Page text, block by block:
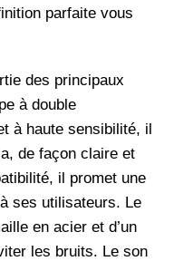
parfaite vous
des principaux
à double
à haute sensibilité, il
de façon claire et
il promet une
ses utilisateurs. Le
en acier et d’un
les bruits. Le son